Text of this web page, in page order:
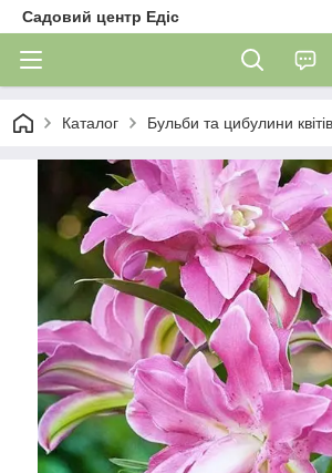
Садовий центр Едіс
Каталог Бульби та цибулини квітів